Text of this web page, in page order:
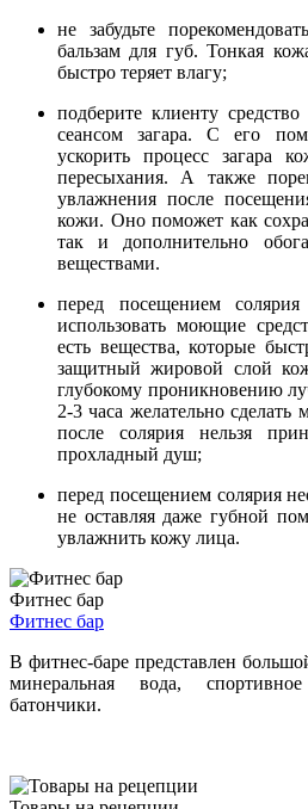
не забудьте
бальзам для губ. Тонкая
быстро теряет влагу;
подберите клиенту
сеансом загара. С его
ускорить процесс загара
пересыхания. А также
увлажнения после
кожи. Оно поможет как
так и дополнительно
веществами.
перед посещением
использовать моющие
есть вещества, которые
защитный жировой слой
глубокому проникновению
2-3 часа желательно
после солярия нельзя
прохладный душ;
перед посещением солярия
не оставляя даже губной
увлажнить кожу лица.
Фитнес бар
Фитнес бар
В фитнес-баре представлен
минеральная вода,
батончики.